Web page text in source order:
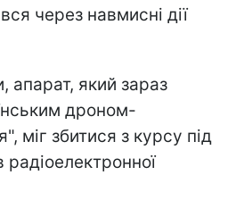
через навмисні дії
апарат, який зараз
дроном-
міг збитися з курсу під
радіоелектронної